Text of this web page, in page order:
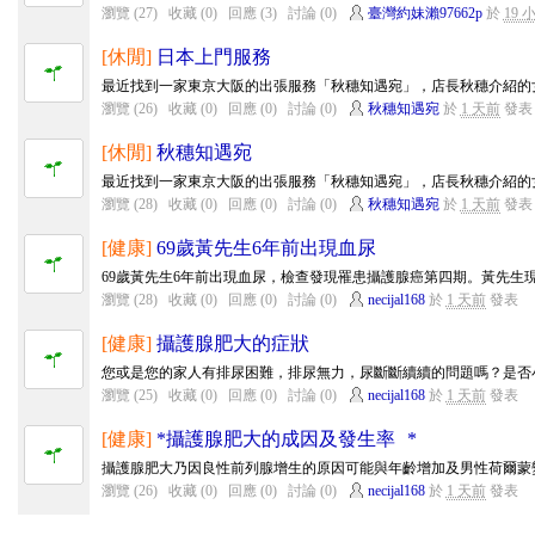
瀏覽 (27)
收藏 (0) 回應 (3) 討論 (0) 臺灣約妹瀨97662p於 19
[休閒] 日本上門服務
最近找到一家東京大阪的出張服務「秋穗知遇宛」，店長秋穗介紹
瀏覽 (26)
收藏 (0) 回應 (0) 討論 (0) 秋穗知遇宛於 1 天前發表
[休閒] 秋穗知遇宛
最近找到一家東京大阪的出張服務「秋穗知遇宛」，店長秋穗介紹
瀏覽 (28)
收藏 (0) 回應 (0) 討論 (0) 秋穗知遇宛於 1 天前發表
[健康] 69歲黃先生6年前出現血尿
69歲黃先生6年前出現血尿，檢查發現罹患攝護腺癌第四期。黃先生
瀏覽 (28)
收藏 (0) 回應 (0) 討論 (0) necijal168於 1 天前發表
[健康] 攝護腺肥大的症狀
您或是您的家人有排尿困難，排尿無力，尿斷斷續續的問題嗎？是
瀏覽 (25)
收藏 (0) 回應 (0) 討論 (0) necijal168於 1 天前發表
[健康] *攝護腺肥大的成因及發生率 *
攝護腺肥大乃因良性前列腺增生的原因可能與年齡增加及男性荷爾
瀏覽 (26)
收藏 (0) 回應 (0) 討論 (0) necijal168於 1 天前發表